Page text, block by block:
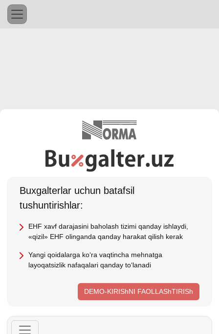
Buхgalterlar uchun batafsil
tushuntirishlar:
EHF хavf darajasini baholash tizimi qanday ishlaydi,
«qizil» EHF olinganda qanday harakat qilish kerak
Yangi qoidalarga koʻra vaqtincha mehnatga
layoqatsizlik nafaqalari qanday toʻlanadi
DEMO-KIRIShNI FAOLLAShTIRISh